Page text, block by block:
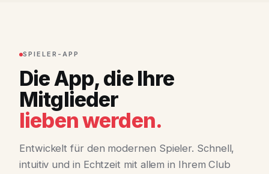
SPIELER-APP
Die App, die Ihre
Mitglieder
lieben werden.
Entwickelt für den modernen Spieler. Schnell,
intuitiv und in Echtzeit mit allem in Ihrem Club